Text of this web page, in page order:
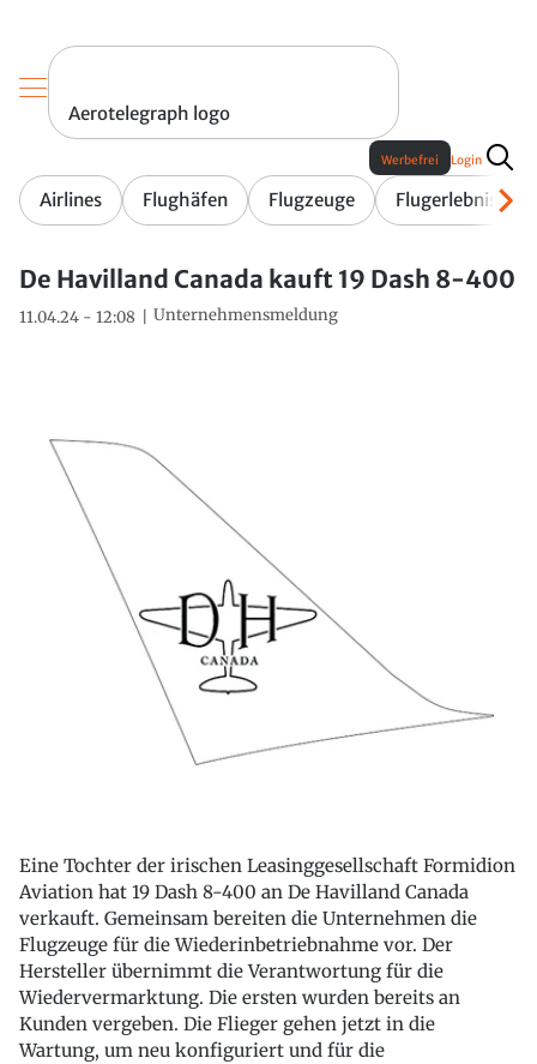
Aerotelegraph logo
Airlines Flughäfen Flugzeuge Flugerlebnis
Werbefrei Login
De Havilland Canada kauft 19 Dash 8-400
11.04.24 - 12:08 Unternehmensmeldung
Eine Tochter der irischen Leasinggesellschaft Formidion
Aviation hat 19 Dash 8-400 an De Havilland Canada
verkauft. Gemeinsam bereiten die Unternehmen die
Flugzeuge für die Wiederinbetriebnahme vor. Der
Hersteller übernimmt die Verantwortung für die
Wiedervermarktung. Die ersten wurden bereits an
Kunden vergeben. Die Flieger gehen jetzt in die
Wartung, um neu konfiguriert und für die